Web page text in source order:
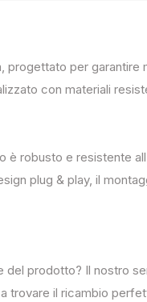
per
con materiali
robusto e resistente
plug & play, il
del prodotto? Il nostro
trovare il ricambio